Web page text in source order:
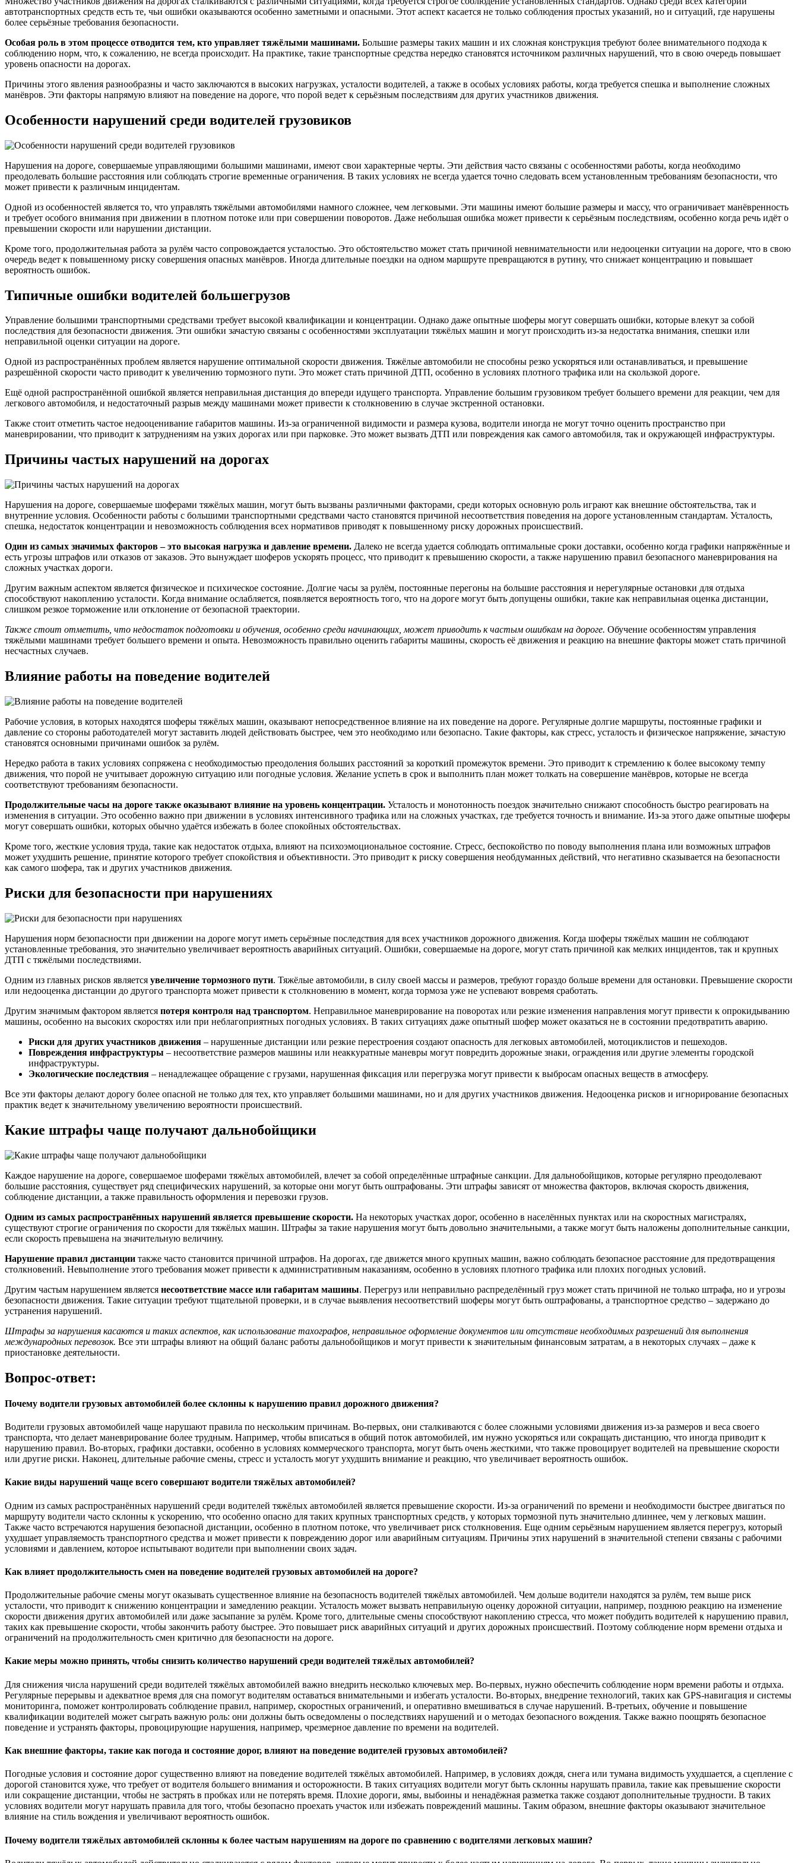
автотранспортных средств есть те, чьи ошибки оказываются особенно заметными и опасными. Этот аспект касается не только соблюдения простых указаний, но и ситуаций, где нарушены
более серьёзные требования безопасности.
Особая роль в этом процессе отводится тем, кто управляет тяжёлыми машинами. Большие размеры таких машин и их сложная конструкция требуют более внимательного подхода к
соблюдению норм, что, к сожалению, не всегда происходит. На практике, такие транспортные средства нередко становятся источником различных нарушений, что в свою очередь повышает
уровень опасности на дорогах.
Причины этого явления разнообразны и часто заключаются в высоких нагрузках, усталости водителей, а также в особых условиях работы, когда требуется спешка и выполнение сложных
манёвров. Эти факторы напрямую влияют на поведение на дороге, что порой ведет к серьёзным последствиям для других участников движения.
Особенности нарушений среди водителей грузовиков
Нарушения на дороге, совершаемые управляющими большими машинами, имеют свои характерные черты. Эти действия часто связаны с особенностями работы, когда необходимо
преодолевать большие расстояния или соблюдать строгие временные ограничения. В таких условиях не всегда удается точно следовать всем установленным требованиям безопасности, что
может привести к различным инцидентам.
Одной из особенностей является то, что управлять тяжёлыми автомобилями намного сложнее, чем легковыми. Эти машины имеют большие размеры и массу, что ограничивает манёвренность
и требует особого внимания при движении в плотном потоке или при совершении поворотов. Даже небольшая ошибка может привести к серьёзным последствиям, особенно когда речь идёт о
превышении скорости или нарушении дистанции.
Кроме того, продолжительная работа за рулём часто сопровождается усталостью. Это обстоятельство может стать причиной невнимательности или недооценки ситуации на дороге, что в свою
очередь ведет к повышенному риску совершения опасных манёвров. Иногда длительные поездки на одном маршруте превращаются в рутину, что снижает концентрацию и повышает
вероятность ошибок.
Типичные ошибки водителей большегрузов
Управление большими транспортными средствами требует высокой квалификации и концентрации. Однако даже опытные шоферы могут совершать ошибки, которые влекут за собой
последствия для безопасности движения. Эти ошибки зачастую связаны с особенностями эксплуатации тяжёлых машин и могут происходить из-за недостатка внимания, спешки или
неправильной оценки ситуации на дороге.
Одной из распространённых проблем является нарушение оптимальной скорости движения. Тяжёлые автомобили не способны резко ускоряться или останавливаться, и превышение
разрешённой скорости часто приводит к увеличению тормозного пути. Это может стать причиной ДТП, особенно в условиях плотного трафика или на скользкой дороге.
Ещё одной распространённой ошибкой является неправильная дистанция до впереди идущего транспорта. Управление большим грузовиком требует большего времени для реакции, чем для
легкового автомобиля, и недостаточный разрыв между машинами может привести к столкновению в случае экстренной остановки.
Также стоит отметить частое недооценивание габаритов машины. Из-за ограниченной видимости и размера кузова, водители иногда не могут точно оценить пространство при
маневрировании, что приводит к затруднениям на узких дорогах или при парковке. Это может вызвать ДТП или повреждения как самого автомобиля, так и окружающей инфраструктуры.
Причины частых нарушений на дорогах
Нарушения на дороге, совершаемые шоферами тяжёлых машин, могут быть вызваны различными факторами, среди которых основную роль играют как внешние обстоятельства, так и
внутренние условия. Особенности работы с большими транспортными средствами часто становятся причиной несоответствия поведения на дороге установленным стандартам. Усталость,
спешка, недостаток концентрации и невозможность соблюдения всех нормативов приводят к повышенному риску дорожных происшествий.
Один из самых значимых факторов – это высокая нагрузка и давление времени. Далеко не всегда удается соблюдать оптимальные сроки доставки, особенно когда графики напряжённые и
есть угрозы штрафов или отказов от заказов. Это вынуждает шоферов ускорять процесс, что приводит к превышению скорости, а также нарушению правил безопасного маневрирования на
сложных участках дороги.
Другим важным аспектом является физическое и психическое состояние. Долгие часы за рулём, постоянные перегоны на большие расстояния и нерегулярные остановки для отдыха
способствуют накоплению усталости. Когда внимание ослабляется, появляется вероятность того, что на дороге могут быть допущены ошибки, такие как неправильная оценка дистанции,
слишком резкое торможение или отклонение от безопасной траектории.
Также стоит отметить, что недостаток подготовки и обучения, особенно среди начинающих, может приводить к частым ошибкам на дороге. Обучение особенностям управления
тяжёлыми машинами требует большего времени и опыта. Невозможность правильно оценить габариты машины, скорость её движения и реакцию на внешние факторы может стать причиной
несчастных случаев.
Влияние работы на поведение водителей
Рабочие условия, в которых находятся шоферы тяжёлых машин, оказывают непосредственное влияние на их поведение на дороге. Регулярные долгие маршруты, постоянные графики и
давление со стороны работодателей могут заставить людей действовать быстрее, чем это необходимо или безопасно. Такие факторы, как стресс, усталость и физическое напряжение, зачастую
становятся основными причинами ошибок за рулём.
Нередко работа в таких условиях сопряжена с необходимостью преодоления больших расстояний за короткий промежуток времени. Это приводит к стремлению к более высокому темпу
движения, что порой не учитывает дорожную ситуацию или погодные условия. Желание успеть в срок и выполнить план может толкать на совершение манёвров, которые не всегда
соответствуют требованиям безопасности.
Продолжительные часы на дороге также оказывают влияние на уровень концентрации. Усталость и монотонность поездок значительно снижают способность быстро реагировать на
изменения в ситуации. Это особенно важно при движении в условиях интенсивного трафика или на сложных участках, где требуется точность и внимание. Из-за этого даже опытные шоферы
могут совершать ошибки, которых обычно удаётся избежать в более спокойных обстоятельствах.
Кроме того, жесткие условия труда, такие как недостаток отдыха, влияют на психоэмоциональное состояние. Стресс, беспокойство по поводу выполнения плана или возможных штрафов
может ухудшить решение, принятие которого требует спокойствия и объективности. Это приводит к риску совершения необдуманных действий, что негативно сказывается на безопасности
как самого шофера, так и других участников движения.
Риски для безопасности при нарушениях
Нарушения норм безопасности при движении на дороге могут иметь серьёзные последствия для всех участников дорожного движения. Когда шоферы тяжёлых машин не соблюдают
установленные требования, это значительно увеличивает вероятность аварийных ситуаций. Ошибки, совершаемые на дороге, могут стать причиной как мелких инцидентов, так и крупных
ДТП с тяжёлыми последствиями.
Одним из главных рисков является увеличение тормозного пути. Тяжёлые автомобили, в силу своей массы и размеров, требуют гораздо больше времени для остановки. Превышение скорости
или недооценка дистанции до другого транспорта может привести к столкновению в момент, когда тормоза уже не успевают вовремя сработать.
Другим значимым фактором является потеря контроля над транспортом. Неправильное маневрирование на поворотах или резкие изменения направления могут привести к опрокидыванию
машины, особенно на высоких скоростях или при неблагоприятных погодных условиях. В таких ситуациях даже опытный шофер может оказаться не в состоянии предотвратить аварию.
Риски для других участников движения – нарушенные дистанции или резкие перестроения создают опасность для легковых автомобилей, мотоциклистов и пешеходов.
Повреждения инфраструктуры – несоответствие размеров машины или неаккуратные маневры могут повредить дорожные знаки, ограждения или другие элементы городской
инфраструктуры.
Экологические последствия – ненадлежащее обращение с грузами, нарушенная фиксация или перегрузка могут привести к выбросам опасных веществ в атмосферу.
Все эти факторы делают дорогу более опасной не только для тех, кто управляет большими машинами, но и для других участников движения. Недооценка рисков и игнорирование безопасных
практик ведет к значительному увеличению вероятности происшествий.
Какие штрафы чаще получают дальнобойщики
Каждое нарушение на дороге, совершаемое шоферами тяжёлых автомобилей, влечет за собой определённые штрафные санкции. Для дальнобойщиков, которые регулярно преодолевают
большие расстояния, существует ряд специфических нарушений, за которые они могут быть оштрафованы. Эти штрафы зависят от множества факторов, включая скорость движения,
соблюдение дистанции, а также правильность оформления и перевозки грузов.
Одним из самых распространённых нарушений является превышение скорости. На некоторых участках дорог, особенно в населённых пунктах или на скоростных магистралях,
существуют строгие ограничения по скорости для тяжёлых машин. Штрафы за такие нарушения могут быть довольно значительными, а также могут быть наложены дополнительные санкции,
если скорость превышена на значительную величину.
Нарушение правил дистанции также часто становится причиной штрафов. На дорогах, где движется много крупных машин, важно соблюдать безопасное расстояние для предотвращения
столкновений. Невыполнение этого требования может привести к административным наказаниям, особенно в условиях плотного трафика или плохих погодных условий.
Другим частым нарушением является несоответствие массе или габаритам машины. Перегруз или неправильно распределённый груз может стать причиной не только штрафа, но и угрозы
безопасности движения. Такие ситуации требуют тщательной проверки, и в случае выявления несоответствий шоферы могут быть оштрафованы, а транспортное средство – задержано до
устранения нарушений.
Штрафы за нарушения касаются и таких аспектов, как использование тахографов, неправильное оформление документов или отсутствие необходимых разрешений для выполнения
международных перевозок. Все эти штрафы влияют на общий баланс работы дальнобойщиков и могут привести к значительным финансовым затратам, а в некоторых случаях – даже к
приостановке деятельности.
Вопрос-ответ:
Почему водители грузовых автомобилей более склонны к нарушению правил дорожного движения?
Водители грузовых автомобилей чаще нарушают правила по нескольким причинам. Во-первых, они сталкиваются с более сложными условиями движения из-за размеров и веса своего
транспорта, что делает маневрирование более трудным. Например, чтобы вписаться в общий поток автомобилей, им нужно ускоряться или сокращать дистанцию, что иногда приводит к
нарушению правил. Во-вторых, графики доставки, особенно в условиях коммерческого транспорта, могут быть очень жесткими, что также провоцирует водителей на превышение скорости
или другие риски. Наконец, длительные рабочие смены, стресс и усталость могут ухудшить внимание и реакцию, что увеличивает вероятность ошибок.
Какие виды нарушений чаще всего совершают водители тяжёлых автомобилей?
Одним из самых распространённых нарушений среди водителей тяжёлых автомобилей является превышение скорости. Из-за ограничений по времени и необходимости быстрее двигаться по
маршруту водители часто склонны к ускорению, что особенно опасно для таких крупных транспортных средств, у которых тормозной путь значительно длиннее, чем у легковых машин.
Также часто встречаются нарушения безопасной дистанции, особенно в плотном потоке, что увеличивает риск столкновения. Еще одним серьёзным нарушением является перегруз, который
ухудшает управляемость транспортного средства и может привести к повреждению дорог или аварийным ситуациям. Причины этих нарушений в значительной степени связаны с рабочими
условиями и давлением, которое испытывают водители при выполнении своих задач.
Как влияет продолжительность смен на поведение водителей грузовых автомобилей на дороге?
Продолжительные рабочие смены могут оказывать существенное влияние на безопасность водителей тяжёлых автомобилей. Чем дольше водители находятся за рулём, тем выше риск
усталости, что приводит к снижению концентрации и замедлению реакции. Усталость может вызвать неправильную оценку дорожной ситуации, например, позднюю реакцию на изменение
скорости движения других автомобилей или даже засыпание за рулём. Кроме того, длительные смены способствуют накоплению стресса, что может побудить водителей к нарушению правил,
таких как превышение скорости, чтобы закончить работу быстрее. Это повышает риск аварийных ситуаций и других дорожных происшествий. Поэтому соблюдение норм времени отдыха и
ограничений на продолжительность смен критично для безопасности на дороге.
Какие меры можно принять, чтобы снизить количество нарушений среди водителей тяжёлых автомобилей?
Для снижения числа нарушений среди водителей тяжёлых автомобилей важно внедрить несколько ключевых мер. Во-первых, нужно обеспечить соблюдение норм времени работы и отдыха.
Регулярные перерывы и адекватное время для сна помогут водителям оставаться внимательными и избегать усталости. Во-вторых, внедрение технологий, таких как GPS-навигация и системы
мониторинга, поможет контролировать соблюдение правил, например, скоростных ограничений, и оперативно вмешиваться в случае нарушений. В-третьих, обучение и повышение
квалификации водителей может сыграть важную роль: они должны быть осведомлены о последствиях нарушений и о методах безопасного вождения. Также важно поощрять безопасное
поведение и устранять факторы, провоцирующие нарушения, например, чрезмерное давление по времени на водителей.
Как внешние факторы, такие как погода и состояние дорог, влияют на поведение водителей грузовых автомобилей?
Погодные условия и состояние дорог существенно влияют на поведение водителей тяжёлых автомобилей. Например, в условиях дождя, снега или тумана видимость ухудшается, а сцепление с
дорогой становится хуже, что требует от водителя большего внимания и осторожности. В таких ситуациях водители могут быть склонны нарушать правила, такие как превышение скорости
или сокращение дистанции, чтобы не застрять в пробках или не потерять время. Плохие дороги, ямы, выбоины и ненадёжная разметка также создают дополнительные трудности. В таких
условиях водители могут нарушать правила для того, чтобы безопасно проехать участок или избежать повреждений машины. Таким образом, внешние факторы оказывают значительное
влияние на стиль вождения и увеличивают вероятность ошибок.
Почему водители тяжёлых автомобилей склонны к более частым нарушениям на дороге по сравнению с водителями легковых машин?